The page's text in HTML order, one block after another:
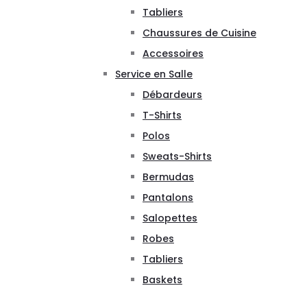
Tabliers
Chaussures de Cuisine
Accessoires
Service en Salle
Débardeurs
T-Shirts
Polos
Sweats-Shirts
Bermudas
Pantalons
Salopettes
Robes
Tabliers
Baskets